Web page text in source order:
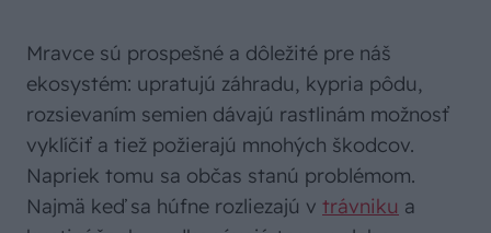
Mravce sú prospešné a dôležité pre náš
ekosystém: upratujú záhradu, kypria pôdu,
rozsievaním semien dávajú rastlinám možnosť
vyklíčiť a tiež požierajú mnohých škodcov.
Napriek tomu sa občas stanú problémom.
Najmä keď sa húfne rozliezajú v trávniku a